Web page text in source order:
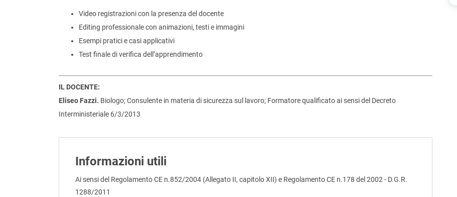
Video registrazioni con la presenza del docente
Editing professionale con animazioni, testi e immagini
Esempi pratici e casi applicativi
Test finale di verifica dell’apprendimento
IL DOCENTE:
Eliseo Fazzi. Biologo; Consulente in materia di sicurezza sul lavoro; Formatore qualificato ai sensi del Decreto
Interministeriale 6/3/2013
Informazioni utili
Ai sensi del Regolamento CE n.852/2004 (Allegato II, capitolo XII) e Regolamento CE n.178 del 2002 - D.G.R.
1288/2011